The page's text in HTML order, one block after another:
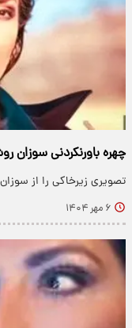
چهره باورنکردنی
تصویری زیرخاکی را از
۶ مهر ۱۴۰۴